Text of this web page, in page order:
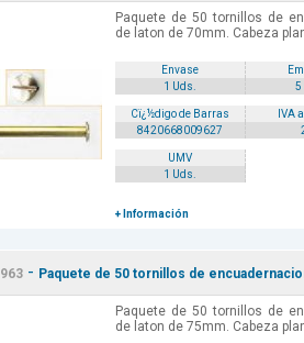
Paquete de 50 tornillos de
de laton de 70mm. Cabeza
Envase
1 Uds.
5
Cï¿½digo de Barras
IVA
8420668009627
UMV
1 Uds.
+ Información
963- Paquete de 50 tornillos de
Paquete de 50 tornillos de
de laton de 75mm. Cabeza